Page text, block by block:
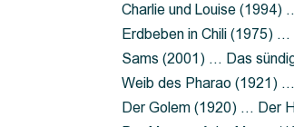
Charlie und Louise
Erdbeben in Chili (1975)
Sams (2001) … Das
Weib des Pharao (1921)
Der Golem (1920) … Der